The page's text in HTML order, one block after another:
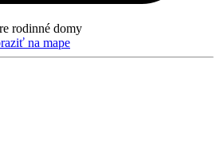
rodinné domy
na mape